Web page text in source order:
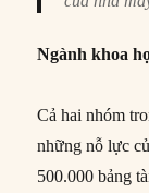
Ngành khoa
Cả hai nhóm
những nỗ lực
500.000 bảng